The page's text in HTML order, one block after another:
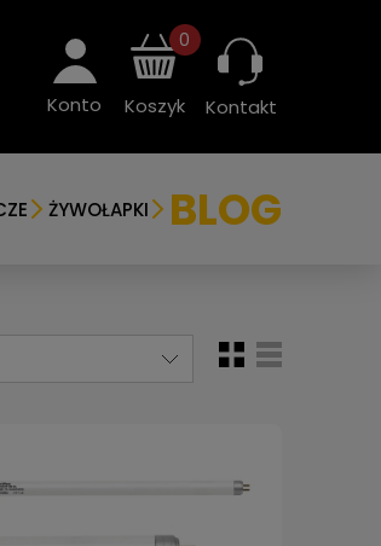
Konto Koszyk
0
Kontakt
ŻYWOŁAPKI BLOG